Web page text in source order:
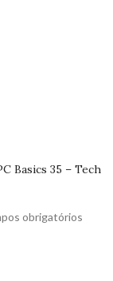
Basics 35 – Tech
obrigatórios